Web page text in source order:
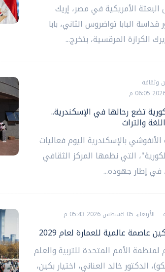
الأمريكية في مصر، إريك
البابا تواضروس الثاني، بابا
الكرازة المرقسية، بتخرج...
وثقافة
تضع رحالها في الإسكندرية..
والتراث
بالإسكندرية اليوم فعاليات
التي نظمها المركز الثقافي
إطار جهوده...
الأربعاء، 05 اغسطس 2026 05:43 م
عاصمة عالمية للعمارة لعام 2029
لمنظمة الأمم المتحدة للتربية والعلم
الدكتور خالد العناني، اختيار بكين،